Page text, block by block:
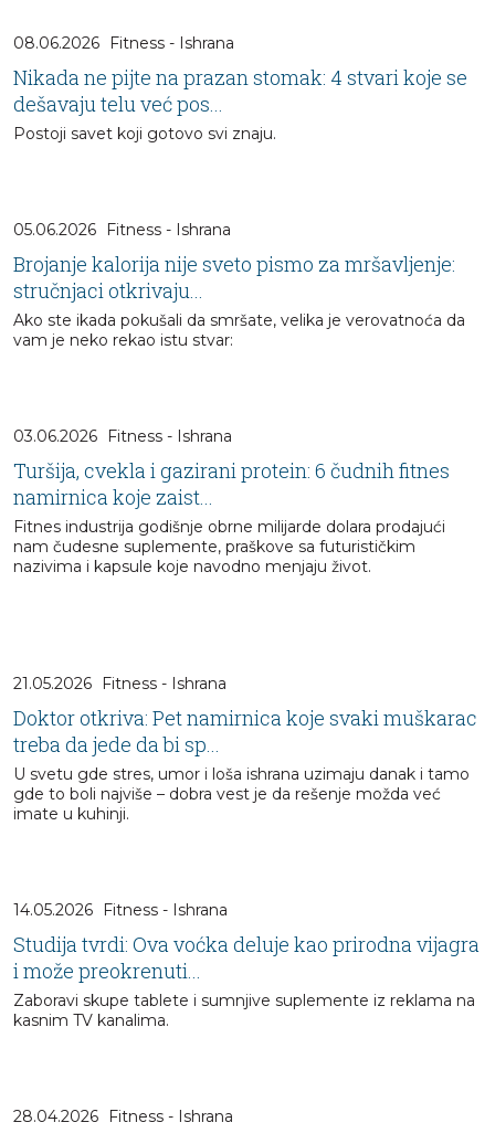
08.06.2026 Fitness - Ishrana
Nikada ne pijte na prazan stomak: 4 stvari koje se
dešavaju telu već pos...
Postoji savet koji gotovo svi znaju.
05.06.2026 Fitness - Ishrana
Brojanje kalorija nije sveto pismo za mršavljenje:
stručnjaci otkrivaju...
Ako ste ikada pokušali da smršate, velika je verovatnoća da
vam je neko rekao istu stvar:
03.06.2026 Fitness - Ishrana
Turšija, cvekla i gazirani protein: 6 čudnih fitnes
namirnica koje zaist...
Fitnes industrija godišnje obrne milijarde dolara prodajući
nam čudesne suplemente, praškove sa futurističkim
nazivima i kapsule koje navodno menjaju život.
21.05.2026 Fitness - Ishrana
Doktor otkriva: Pet namirnica koje svaki muškarac
treba da jede da bi sp...
U svetu gde stres, umor i loša ishrana uzimaju danak i tamo
gde to boli najviše – dobra vest je da rešenje možda već
imate u kuhinji.
14.05.2026 Fitness - Ishrana
Studija tvrdi: Ova voćka deluje kao prirodna vijagra
i može preokrenuti...
Zaboravi skupe tablete i sumnjive suplemente iz reklama na
kasnim TV kanalima.
28.04.2026 Fitness - Ishrana